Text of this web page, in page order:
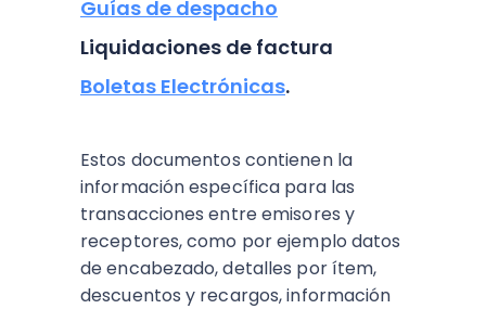
Guías de despacho
Liquidaciones de factura
Boletas Electrónicas.
Estos documentos contienen la
información específica para las
transacciones entre emisores y
receptores, como por ejemplo datos
de encabezado, detalles por ítem,
descuentos y recargos, información